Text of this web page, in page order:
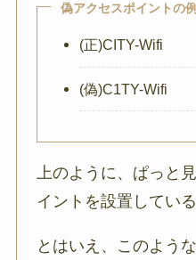
偽アクセスポイントの例
(正)CITY-Wifi
(偽)C1TY-Wifi
上のように、ぱっと
イントを設置してい
とはいえ、このよう